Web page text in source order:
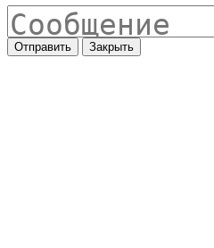
Отправить Закрыть